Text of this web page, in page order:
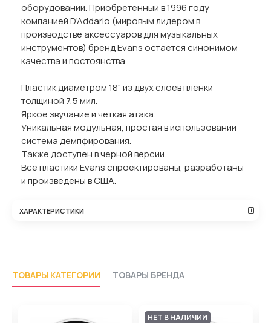
оборудовании. Приобретенный в 1996 году
компанией D’Addario (мировым лидером в
производстве аксессуаров для музыкальных
инструментов) бренд Evans остается синонимом
качества и постоянства.
Пластик диаметром 18" из двух слоев пленки
толщиной 7,5 мил.
Яркое звучание и четкая атака.
Уникальная модульная, простая в использовании
система демпфирования.
Также доступен в черной версии.
Все пластики Evans спроектированы, разработаны
и произведены в США.
ХАРАКТЕРИСТИКИ
ТОВАРЫ КАТЕГОРИИ ТОВАРЫ БРЕНДА
НЕТ В НАЛИЧИИ